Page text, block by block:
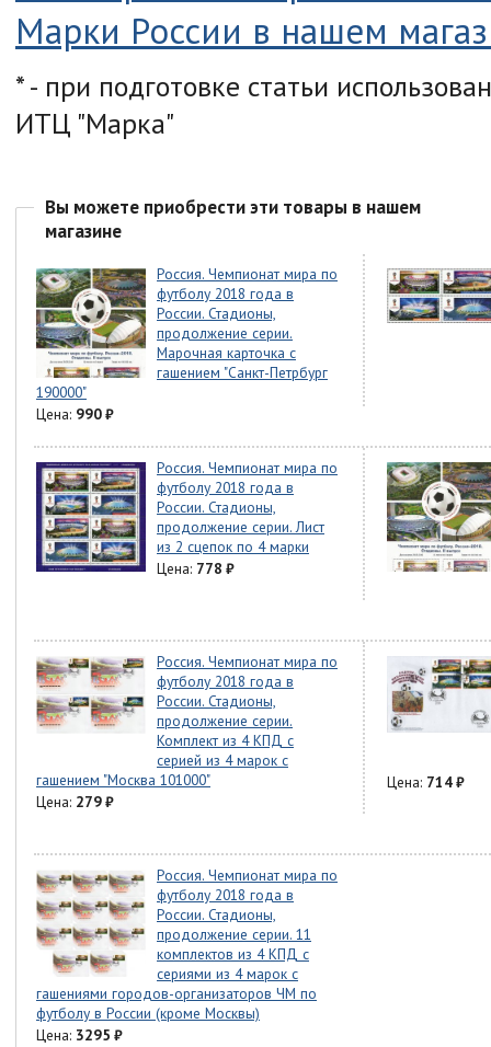
Марки России в нашем
* - при подготовке статьи
ИТЦ "Марка"
Вы можете приобрести эти товары в нашем
магазине
Россия. Чемпионат мира по
футболу 2018 года в
России. Стадионы,
продолжение серии.
Марочная карточка с
гашением "Санкт-Петрбург
190000"
Цена: 990₽
Россия. Чемпионат мира по
футболу 2018 года в
России. Стадионы,
продолжение серии. Лист
из 2 сцепок по 4 марки
Цена: 778 ₽
Россия. Чемпионат мира по
футболу 2018 года в
России. Стадионы,
продолжение серии.
Комплект из 4 КПД с
серией из 4 марок с
гашением "Москва 101000"
Цена: 279₽
Цена: 714₽
Россия. Чемпионат мира по
футболу 2018 года в
России. Стадионы,
продолжение серии. 11
комплектов из 4 КПД с
сериями из 4 марок с
гашениями городов-организаторов ЧМ по
футболу в России (кроме Москвы)
Цена: 3295 ₽